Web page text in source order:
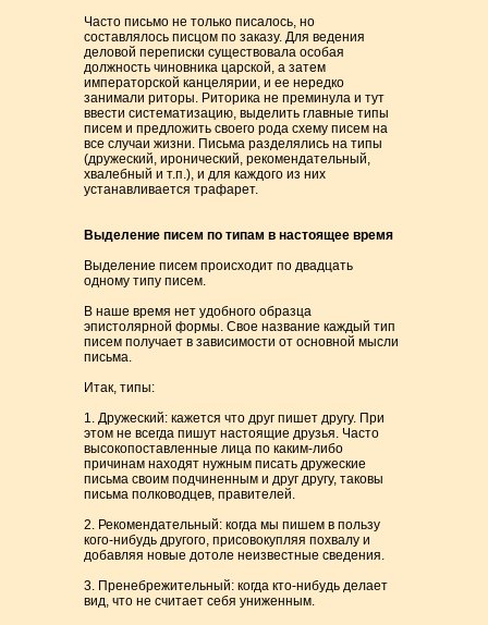
Часто письмо не только писалось, но
составлялось писцом по заказу. Для ведения
деловой переписки существовала особая
должность чиновника царской, а затем
императорской канцелярии, и ее нередко
занимали риторы. Риторика не преминула и тут
ввести систематизацию, выделить главные типы
писем и предложить своего рода схему писем на
все случаи жизни. Письма разделялись на типы
(дружеский, иронический, рекомендательный,
хвалебный и т.п.), и для каждого из них
устанавливается трафарет.
Выделение писем по типам в настоящее время
Выделение писем происходит по двадцать
одному типу писем.
В наше время нет удобного образца
эпистолярной формы. Свое название каждый тип
писем получает в зависимости от основной мысли
письма.
Итак, типы:
1. Дружеский: кажется что друг пишет другу. При
этом не всегда пишут настоящие друзья. Часто
высокопоставленные лица по каким-либо
причинам находят нужным писать дружеские
письма своим подчиненным и друг другу, таковы
письма полководцев, правителей.
2. Рекомендательный: когда мы пишем в пользу
кого-нибудь другого, присовокупляя похвалу и
добавляя новые дотоле неизвестные сведения.
3. Пренебрежительный: когда кто-нибудь делает
вид, что не считает себя униженным.